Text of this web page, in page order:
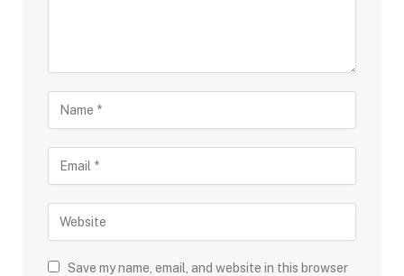
Save my name, email, and website in this browser